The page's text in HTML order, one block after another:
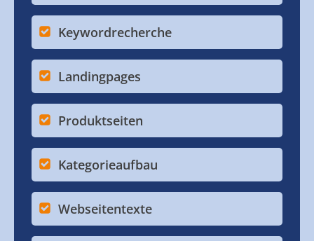
Keywordrecherche
Landingpages
Produktseiten
Kategorieaufbau
Webseitentexte